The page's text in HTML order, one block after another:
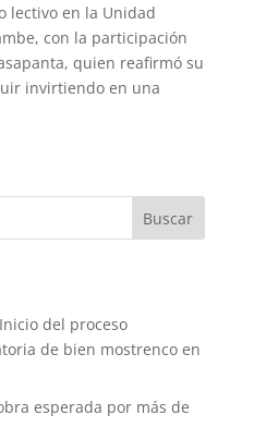
lectivo en la Unidad
con la participación
quien reafirmó su
invirtiendo en una
Buscar
del proceso
de bien mostrenco en
esperada por más de